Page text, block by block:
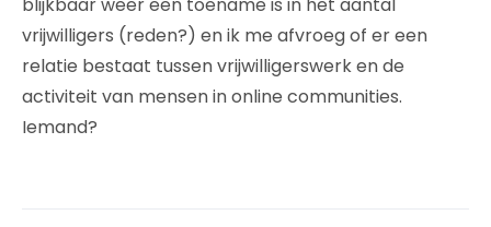
vrijwilligers (reden?) en ik me afvroeg of er een
relatie bestaat tussen vrijwilligerswerk en de
activiteit van mensen in online communities.
Iemand?